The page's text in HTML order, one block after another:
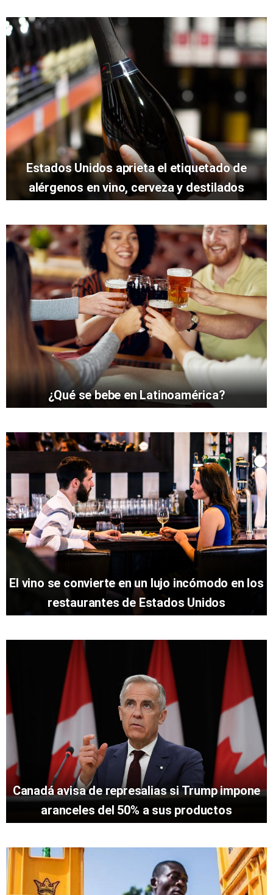
Estados Unidos aprieta el etiquetado de
alérgenos en vino, cerveza y destilados
¿Qué se bebe en Latinoamérica?
El vino se convierte en un lujo incómodo en los
restaurantes de Estados Unidos
Canadá avisa de represalias si Trump impone
aranceles del 50% a sus productos